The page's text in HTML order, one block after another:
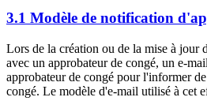
3.1 Modèle de notification
Lors de la création ou de la mise à jour
avec un approbateur de congé, un e-
approbateur de congé pour l'informer
congé. Le modèle d'e-mail utilisé à cet